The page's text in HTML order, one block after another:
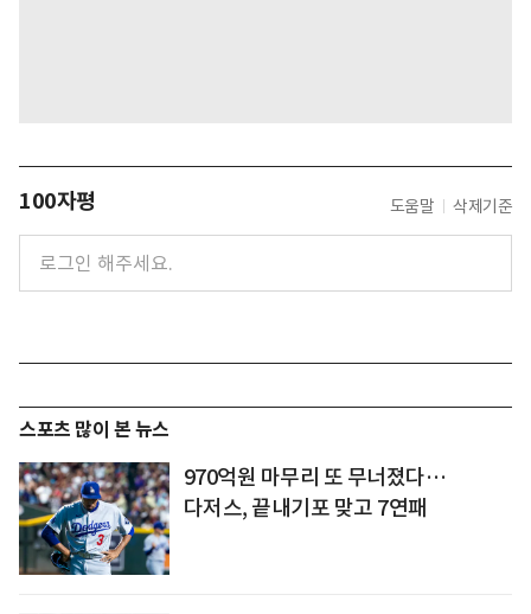
100자평 도움말 삭제기준
스포츠 많이 본 뉴스
970억원 마무리 또 무너졌다…
다저스, 끝내기포 맞고 7연패